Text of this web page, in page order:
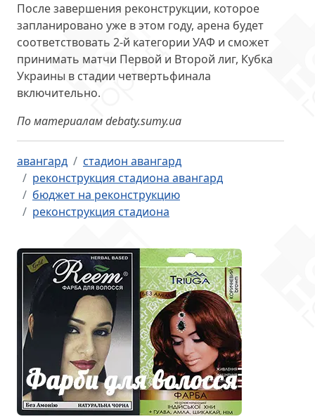
После завершения реконструкции, которое
запланировано уже в этом году, арена будет
соответствовать 2-й категории УАФ и сможет
принимать матчи Первой и Второй лиг, Кубка
Украины в стадии четвертьфинала
включительно.
По материалам debaty.sumy.ua
авангард
стадион авангард
реконструкция стадиона авангард
бюджет на реконструкцию
реконструкция стадиона